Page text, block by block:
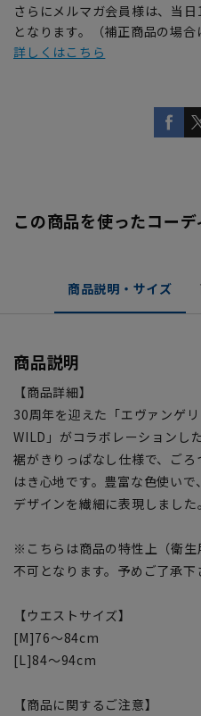
さらにメルマガ会員様は、当
となります。（補正商品の場合
詳しくはこちら
この商品を使ったコーデ
商品説明・サイズ
商品説明
【商品詳細】
30周年を迎えた「エヴァンゲ
WILD」がコラボレーションし
裾がきりっぱなし仕様で、ご
はき心地です。豊富な色使い
デザインを繊細に表現しました。
※こちらは商品の特性上（衛
不可となります。予めご了承下
【ウエストサイズ】
[M]76～84cm
[L]84～94cm
【商品に関するご注意】